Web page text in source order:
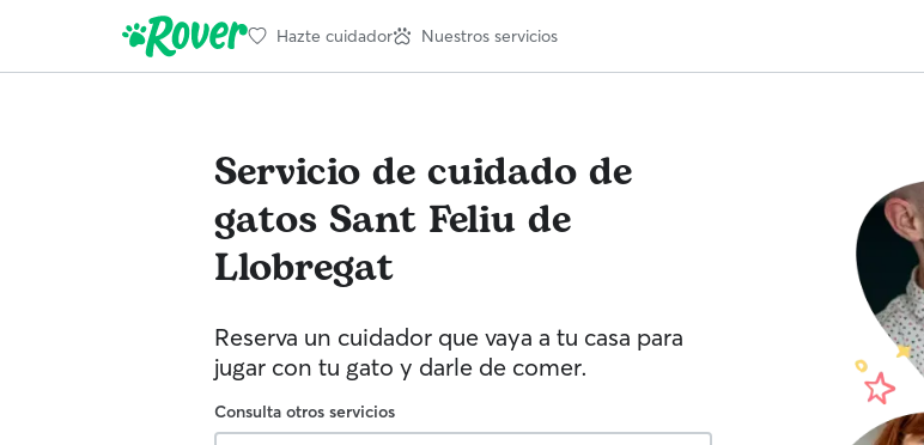
Hazte cuidador Nuestros servicios
Servicio de cuidado de
gatos Sant Feliu de
Llobregat
Reserva un cuidador que vaya a tu casa para
jugar con tu gato y darle de comer.
Consulta otros servicios